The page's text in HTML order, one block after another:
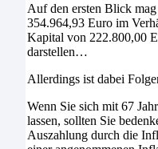
Auf den ersten Blick
354.964,93 Euro im
Kapital von 222.800,00
darstellen…
Allerdings ist dabei
Wenn Sie sich mit 67
lassen, sollten Sie
Auszahlung durch die